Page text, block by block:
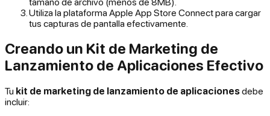
Utiliza la plataforma Apple App Store Connect para cargar
tus capturas de pantalla efectivamente.
Creando un Kit de Marketing de
Lanzamiento de Aplicaciones Efectivo
Tu kit de marketing de lanzamiento de aplicacionesdebe
incluir: